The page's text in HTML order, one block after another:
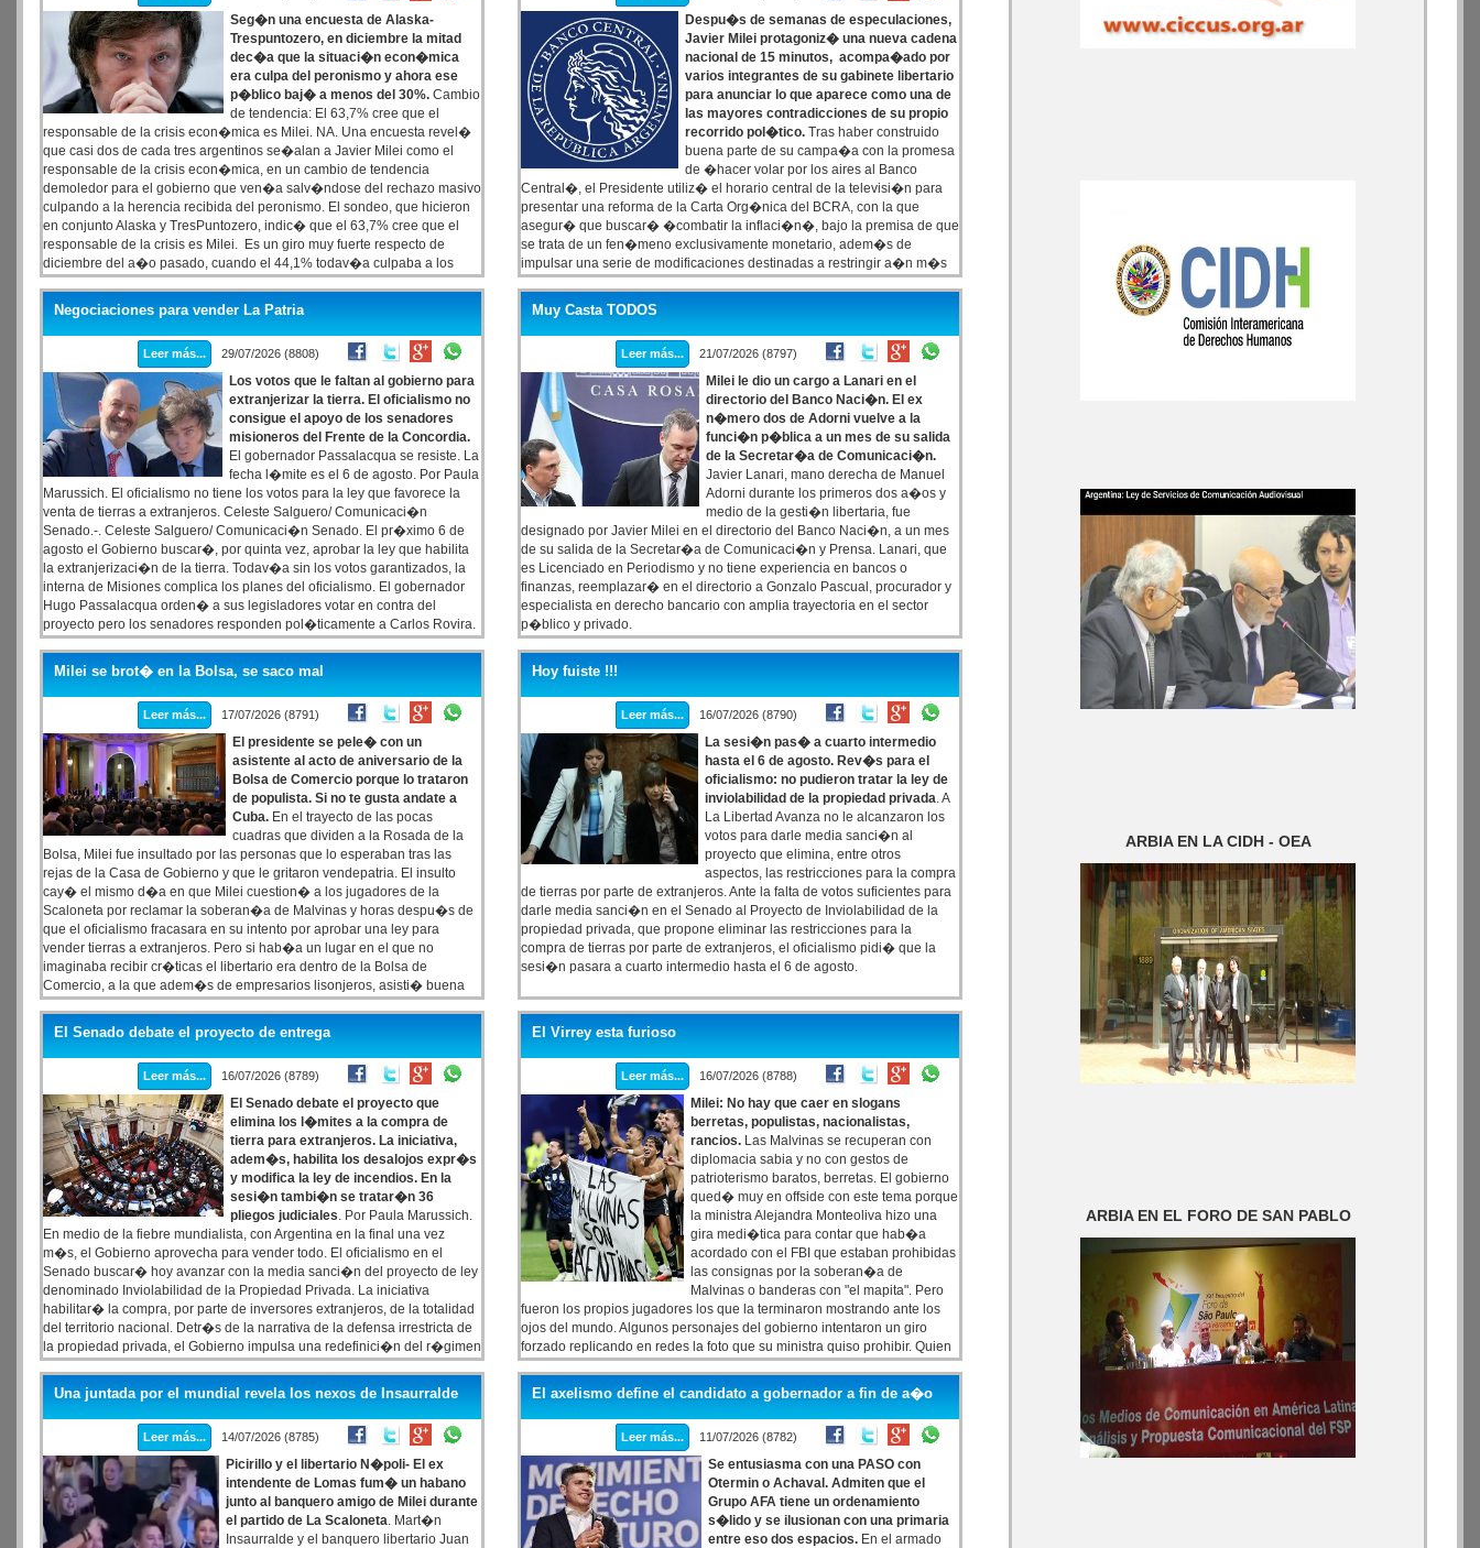
Seg�n una encuesta de Alaska-
Trespuntozero, en diciembre la mitad
dec�a que la situaci�n econ�mica
era culpa del peronismo y ahora ese
p�blico baj� a menos del 30%. Cambio
de tendencia: El 63,7% cree que el
responsable de la crisis econ�mica es Milei. NA. Una encuesta revel�
que casi dos de cada tres argentinos se�alan a Javier Milei como el
responsable de la crisis econ�mica, en un cambio de tendencia
demoledor para el gobierno que ven�a salv�ndose del rechazo masivo
culpando a la herencia recibida del peronismo. El sondeo, que hicieron
en conjunto Alaska y TresPuntozero, indic� que el 63,7% cree que el
responsable de la crisis es Milei. Es un giro muy fuerte respecto de
diciembre del a�o pasado, cuando el 44,1% todav�a culpaba a los
gobiernos anteriores por la situaci�n econ�mica y s�lo 49,2% lo
responsabilizaba a Milei. Ahora, quienes culpan a los gobiernos
anteriores son menos del 30%.
Despu�s de semanas de especulaciones,
Javier Milei protagoniz� una nueva cadena
nacional de 15 minutos, acompa�ado por
varios integrantes de su gabinete libertario
para anunciar lo que aparece como una de
las mayores contradicciones de su propio
recorrido pol�tico. Tras haber construido
buena parte de su campa�a con la promesa
de �hacer volar por los aires al Banco
Central�, el Presidente utiliz� el horario central de la televisi�n para
presentar una reforma de la Carta Org�nica del BCRA, con la que
asegur� que buscar� �combatir la inflaci�n�, bajo la premisa de que
se trata de un fen�meno exclusivamente monetario, adem�s de
impulsar una serie de modificaciones destinadas a restringir a�n m�s
la emisi�n de dinero.
Negociaciones para vender La Patria
Leer más... 29/07/2026 (8808)
Los votos que le faltan al gobierno para
extranjerizar la tierra. El oficialismo no
consigue el apoyo de los senadores
misioneros del Frente de la Concordia.
El gobernador Passalacqua se resiste. La
fecha l�mite es el 6 de agosto. Por Paula
Marussich. El oficialismo no tiene los votos para la ley que favorece la
venta de tierras a extranjeros. Celeste Salguero/ Comunicaci�n
Senado.-. Celeste Salguero/ Comunicaci�n Senado. El pr�ximo 6 de
agosto el Gobierno buscar�, por quinta vez, aprobar la ley que habilita
la extranjerizaci�n de la tierra. Todav�a sin los votos garantizados, la
interna de Misiones complica los planes del oficialismo. El gobernador
Hugo Passalacqua orden� a sus legisladores votar en contra del
proyecto pero los senadores responden pol�ticamente a Carlos Rovira.
Misiones es el segundo distrito con mayor tasa de extranjerizaci�n de la
tierra y sus l�mites son casi un 90% fronteras internacionales.
Muy Casta TODOS
Leer más... 21/07/2026 (8797)
Milei le dio un cargo a Lanari en el
directorio del Banco Naci�n. El ex
n�mero dos de Adorni vuelve a la
funci�n p�blica a un mes de su salida
de la Secretar�a de Comunicaci�n.
Javier Lanari, mano derecha de Manuel
Adorni durante los primeros dos a�os y
medio de la gesti�n libertaria, fue
designado por Javier Milei en el directorio del Banco Naci�n, a un mes
de su salida de la Secretar�a de Comunicaci�n y Prensa. Lanari, que
es Licenciado en Periodismo y no tiene experiencia en bancos o
finanzas, reemplazar� en el directorio a Gonzalo Pascual, procurador y
especialista en derecho bancario con amplia trayectoria en el sector
p�blico y privado.
Milei se brot� en la Bolsa, se saco mal
Leer más... 17/07/2026 (8791)
El presidente se pele� con un
asistente al acto de aniversario de la
Bolsa de Comercio porque lo trataron
de populista. Si no te gusta andate a
Cuba. En el trayecto de las pocas
cuadras que dividen a la Rosada de la
Bolsa, Milei fue insultado por las personas que lo esperaban tras las
rejas de la Casa de Gobierno y que le gritaron vendepatria. El insulto
cay� el mismo d�a en que Milei cuestion� a los jugadores de la
Scaloneta por reclamar la soberan�a de Malvinas y horas despu�s de
que el oficialismo fracasara en su intento por aprobar una ley para
vender tierras a extranjeros. Pero si hab�a un lugar en el que no
imaginaba recibir cr�ticas el libertario era dentro de la Bolsa de
Comercio, a la que adem�s de empresarios lisonjeros, asisti� buena
parte del gabinete.
Hoy fuiste !!!
Leer más... 16/07/2026 (8790)
La sesi�n pas� a cuarto intermedio
hasta el 6 de agosto. Rev�s para el
oficialismo: no pudieron tratar la ley de
inviolabilidad de la propiedad privada. A
La Libertad Avanza no le alcanzaron los
votos para darle media sanci�n al
proyecto que elimina, entre otros
aspectos, las restricciones para la compra
de tierras por parte de extranjeros. Ante la falta de votos suficientes para
darle media sanci�n en el Senado al Proyecto de Inviolabilidad de la
propiedad privada, que propone eliminar las restricciones para la
compra de tierras por parte de extranjeros, el oficialismo pidi� que la
sesi�n pasara a cuarto intermedio hasta el 6 de agosto.
El Senado debate el proyecto de entrega
Leer más... 16/07/2026 (8789)
El Senado debate el proyecto que
elimina los l�mites a la compra de
tierra para extranjeros. La iniciativa,
adem�s, habilita los desalojos expr�s
y modifica la ley de incendios. En la
sesi�n tambi�n se tratar�n 36
pliegos judiciales. Por Paula Marussich.
En medio de la fiebre mundialista, con Argentina en la final una vez
m�s, el Gobierno aprovecha para vender todo. El oficialismo en el
Senado buscar� hoy avanzar con la media sanci�n del proyecto de ley
denominado Inviolabilidad de la Propiedad Privada. La iniciativa
habilitar� la compra, por parte de inversores extranjeros, de la totalidad
del territorio nacional. Detr�s de la narrativa de la defensa irrestricta de
la propiedad privada, el Gobierno impulsa una redefinici�n del r�gimen
de la tierra que facilita el ingreso del capital extranjero sobre territorios
que concentran recursos estrat�gicos para el pa�s.
El Virrey esta furioso
Leer más... 16/07/2026 (8788)
Milei: No hay que caer en slogans
berretas, populistas, nacionalistas,
rancios. Las Malvinas se recuperan con
diplomacia sabia y no con gestos de
patrioterismo baratos, berretas. El gobierno
qued� muy en offside con este tema porque
la ministra Alejandra Monteoliva hizo una
gira medi�tica para contar que hab�a
acordado con el FBI que estaban prohibidas
las consignas por la soberan�a de
Malvinas o banderas con "el mapita". Pero
fueron los propios jugadores los que la terminaron mostrando ante los
ojos del mundo. Algunos personajes del gobierno intentaron un giro
forzado replicando en redes la foto que su ministra quiso prohibir. Quien
no la comparti�, a pesar de ser un furioso retuiteador, fue Milei. Otros
como el canciller Pablo Quirno forzaron el oportunismo a la publicaci�n
de un comunicado de repudio por el ingreso de un buque ingl�s en
aguas argentinas, sucedido hace 13 d�as. Hasta despu�s del partido,
no hab�a dicho nada.
Una juntada por el mundial revela los nexos de Insaurralde
Leer más... 14/07/2026 (8785)
Picirillo y el libertario N�poli- El ex
intendente de Lomas fum� un habano
junto al banquero amigo de Milei durante
el partido de La Scaloneta. Mart�n
Insaurralde y el banquero libertario Juan
El axelismo define el candidato a gobernador a fin de a�o
Leer más... 11/07/2026 (8782)
Se entusiasma con una PASO con
Otermin o Achaval. Admiten que el
Grupo AFA tiene un ordenamiento
s�lido y se ilusionan con una primaria
entre eso dos espacios. En el armado
ARBIA EN LA CIDH - OEA
ARBIA EN EL FORO DE SAN PABLO